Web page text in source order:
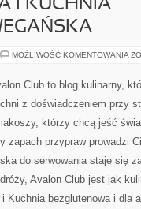
I KUCHNIA
MOŻLIWOŚĆ KOMENTOWANIA
Club to blog kulinarny,
z doświadczeniem przy
którzy chcą jeść
zapach przypraw prowadzi
do serwowania staje się
Avalon Club jest jak
bezglutenowa i dla